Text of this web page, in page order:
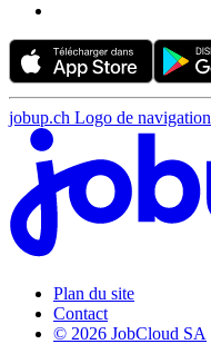
jobup.ch Logo de navigation
Plan du site
Contact
© 2026 JobCloud SA